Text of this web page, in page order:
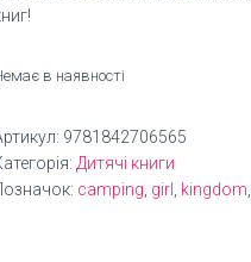
в наявності
9781842706565
Дитячі книги
camping girl kingdom